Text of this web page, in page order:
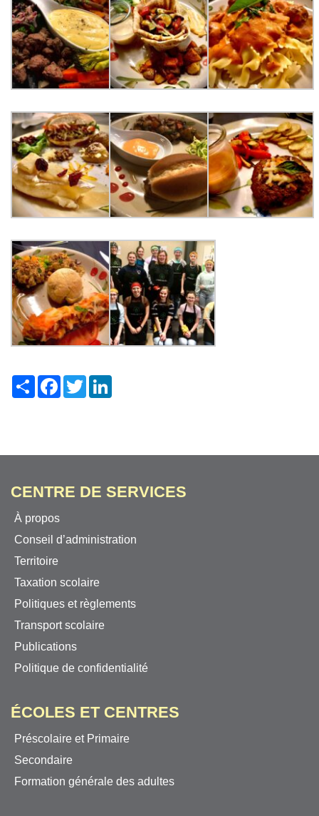
ShareFacebook
Twitter
CENTRE DE SERVICES
À propos
Conseil d’administration
Territoire
Taxation scolaire
Politiques et règlements
Transport scolaire
Publications
Politique de confidentialité
ÉCOLES ET CENTRES
Préscolaire et Primaire
Secondaire
Formation générale des adultes